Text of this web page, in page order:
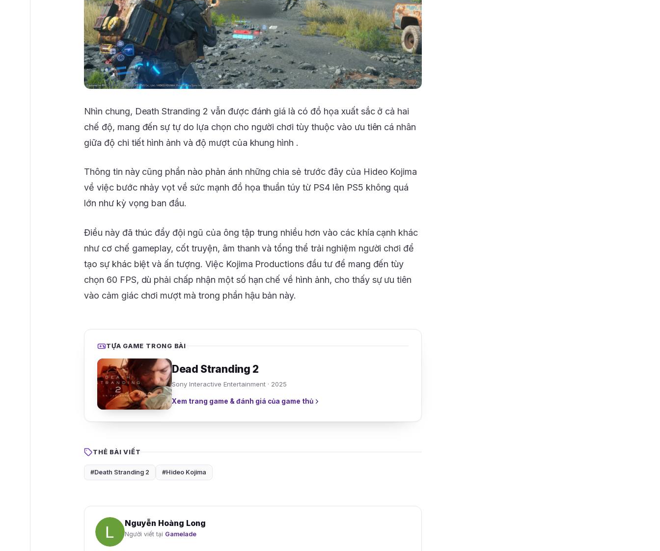
Nhìn chung, Death Stranding 2 vẫn được đánh giá là có đồ họa xuất sắc ở cả hai
chế độ, mang đến sự tự do lựa chọn cho người chơi tùy thuộc vào ưu tiên cá nhân
giữa độ chi tiết hình ảnh và độ mượt của khung hình .
Thông tin này cũng phần nào phản ánh những chia sẻ trước đây của Hideo Kojima
về việc bước nhảy vọt về sức mạnh đồ họa thuần túy từ PS4 lên PS5 không quá
lớn như kỳ vọng ban đầu.
Điều này đã thúc đẩy đội ngũ của ông tập trung nhiều hơn vào các khía cạnh khác
như cơ chế gameplay, cốt truyện, âm thanh và tổng thể trải nghiệm người chơi để
tạo sự khác biệt và ấn tượng. Việc Kojima Productions đầu tư để mang đến tùy
chọn 60 FPS, dù phải chấp nhận một số hạn chế về hình ảnh, cho thấy sự ưu tiên
vào cảm giác chơi mượt mà trong phần hậu bản này.
TỰA GAME TRONG BÀI
Dead Stranding 2
Sony Interactive Entertainment · 2025
Xem trang game & đánh giá của game thủ
THẺ BÀI VIẾT
#Death Stranding 2 #Hideo Kojima
Nguyễn Hoàng Long
Người viết tại Gamelade